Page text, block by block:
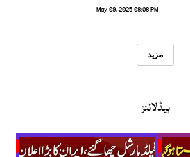
May 09, 2025 08:08 PM
مزید
ہیڈلائنز